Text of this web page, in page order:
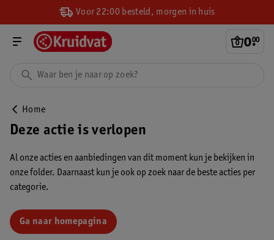
Voor 22:00 besteld, morgen in huis
0.
00
Home
Deze actie is verlopen
Al onze acties en aanbiedingen van dit moment kun je bekijken in
onze folder. Daarnaast kun je ook op zoek naar de beste acties per
categorie.
Ga naar homepagina